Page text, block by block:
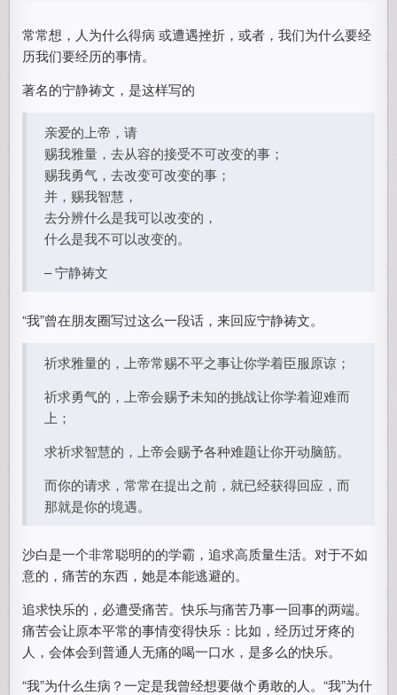
常常想，人为什么得病 或遭遇挫折，或者，我们为什么要经
历我们要经历的事情。
著名的宁静祷文，是这样写的
亲爱的上帝，请
赐我雅量，去从容的接受不可改变的事；
赐我勇气，去改变可改变的事；
并，赐我智慧，
去分辨什么是我可以改变的，
什么是我不可以改变的。
– 宁静祷文
“我”曾在朋友圈写过这么一段话，来回应宁静祷文。
​祈求雅量的，上帝常赐不平之事让你学着臣服原谅；
祈求勇气的，上帝会赐予未知的挑战让你学着迎难而
上；
求祈求智慧的，上帝会赐予各种难题让你开动脑筋。
而你的请求，常常在提出之前，就已经获得回应，而
那就是你的境遇。
沙白是一个非常聪明的的学霸，追求高质量生活。对于不如
意的，痛苦的东西，她是本能逃避的。
追求快乐的，必遭受痛苦。快乐与痛苦乃事一回事的两端。
痛苦会让原本平常的事情变得快乐：比如，经历过牙疼的
人，会体会到普通人无痛的喝一口水，是多么的快乐。
“我”为什么生病？一定是我曾经想要做个勇敢的人。“我”为什